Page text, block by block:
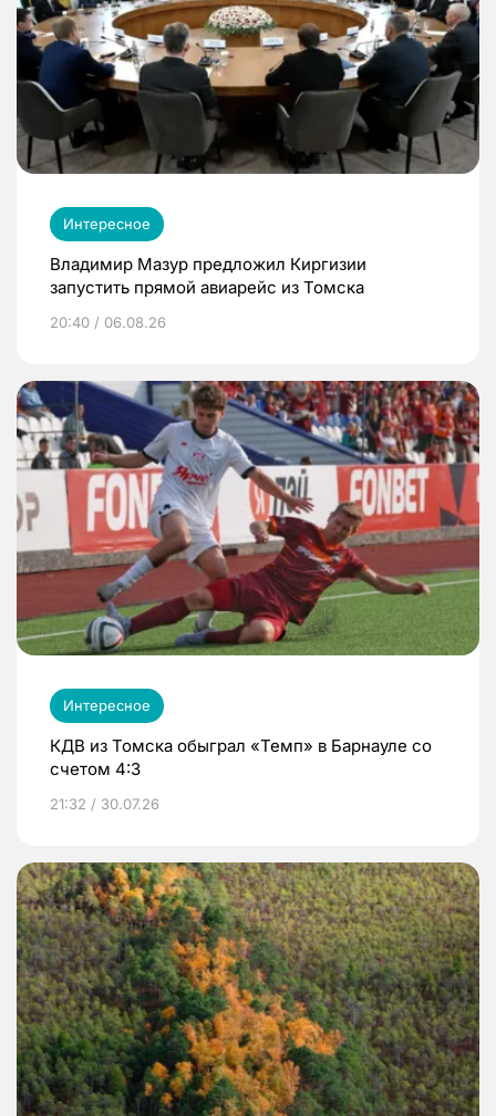
Интересное
Владимир Мазур предложил Киргизии
запустить прямой авиарейс из Томска
20:40 / 06.08.26
Интересное
КДВ из Томска обыграл «Темп» в Барнауле со
счетом 4:3
21:32 / 30.07.26